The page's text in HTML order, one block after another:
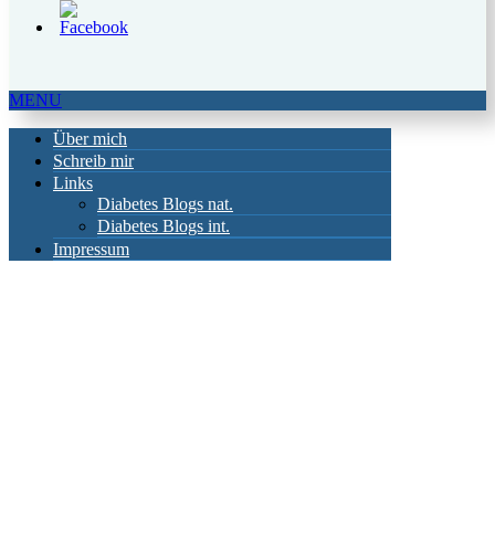
MENU
Über mich
Schreib mir
Links
Diabetes Blogs nat.
Diabetes Blogs int.
Impressum